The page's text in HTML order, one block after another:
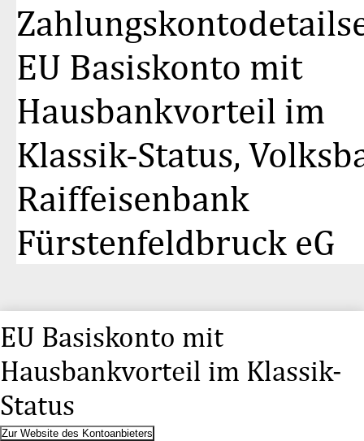
auf
100
EU Basiskonto mit
Hausbankvorteil im
Klassik-Status,
Raiffeisenbank
Fürstenfeldbruck eG
EU Basiskonto mit
Hausbankvorteil im Klassik-
Status
Zur Website des Kontoanbieters